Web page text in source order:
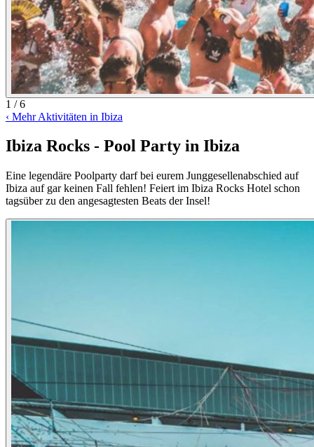
1 / 6
‹ Mehr Aktivitäten in Ibiza
Ibiza Rocks - Pool Party in Ibiza
Eine legendäre Poolparty darf bei eurem Junggesellenabschied auf
Ibiza auf gar keinen Fall fehlen! Feiert im Ibiza Rocks Hotel schon
tagsüber zu den angesagtesten Beats der Insel!